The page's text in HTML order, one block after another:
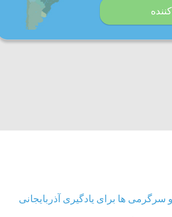
سرگرمی ها برای یادگیری آذربایجانی